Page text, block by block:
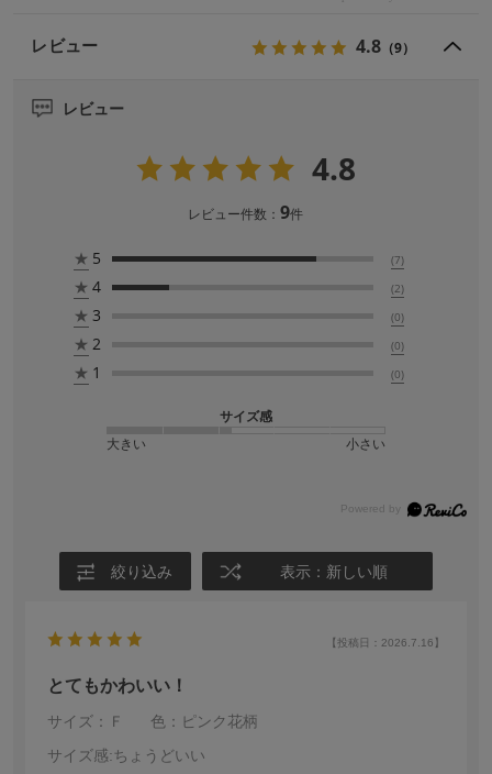
レビュー 4.8 （9）
レビュー
4.8
レビュー件数：9件
★ 5 (7)
★ 4 (2)
★ 3 (0)
★ 2 (0)
★ 1 (0)
サイズ感
大きい
小さい
絞り込み 表示：新しい順
【投稿日：2026.7.16】
とてもかわいい！
サイズ：Ｆ
色：ピンク花柄
サイズ感:ちょうどいい